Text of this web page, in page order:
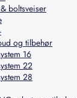
boltsveiser
og tilbehør
16
22
28